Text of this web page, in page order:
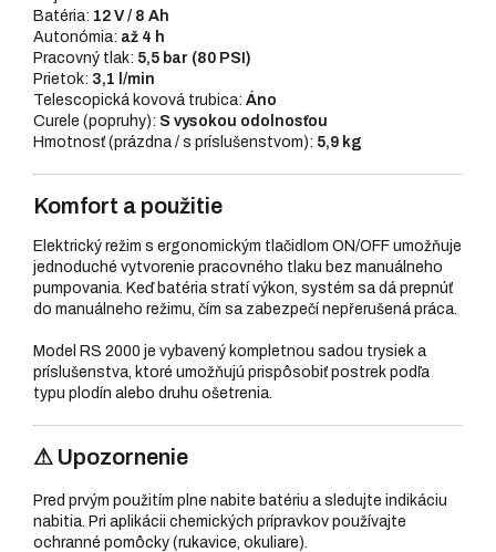
Batéria: 12 V / 8 Ah
Autonómia: až 4 h
Pracovný tlak: 5,5 bar (80 PSI)
Prietok: 3,1 l/min
Telescopická kovová trubica: Áno
Curele (popruhy): S vysokou odolnosťou
Hmotnosť (prázdna / s príslušenstvom): 5,9 kg
Komfort a použitie
Elektrický režim s ergonomickým tlačidlom ON/OFF umožňuje
jednoduché vytvorenie pracovného tlaku bez manuálneho
pumpovania. Keď batéria stratí výkon, systém sa dá prepnúť
do manuálneho režimu, čím sa zabezpečí nepřerušená práca.
Model RS 2000 je vybavený kompletnou sadou trysiek a
príslušenstva, ktoré umožňujú prispôsobiť postrek podľa
typu plodín alebo druhu ošetrenia.
⚠ Upozornenie
Pred prvým použitím plne nabite batériu a sledujte indikáciu
nabitia. Pri aplikácii chemických prípravkov používajte
ochranné pomôcky (rukavice, okuliare).